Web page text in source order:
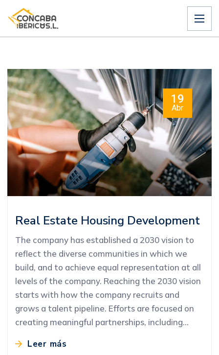
19
Abr
Real Estate Housing Development
The company has established a 2030 vision to
reflect the diverse communities in which we
build, and to achieve equal representation at all
levels of the company. Reaching the 2030 vision
starts with how the company recruits and
grows a talent pipeline. Efforts are focused on
creating meaningful partnerships, including…
Leer más